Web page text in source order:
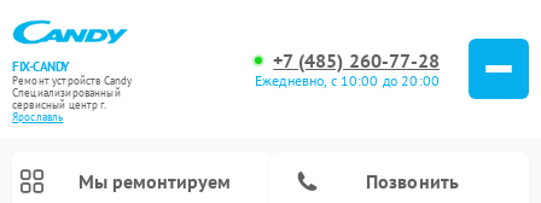
FIX-CANDY
Ремонт устройств Candy
Специализированный
cервисный центр г.
Ярославль
+7 (485) 260-77-28
Ежедневно, с 10:00 до 20:00
Мы ремонтируем Позвонить